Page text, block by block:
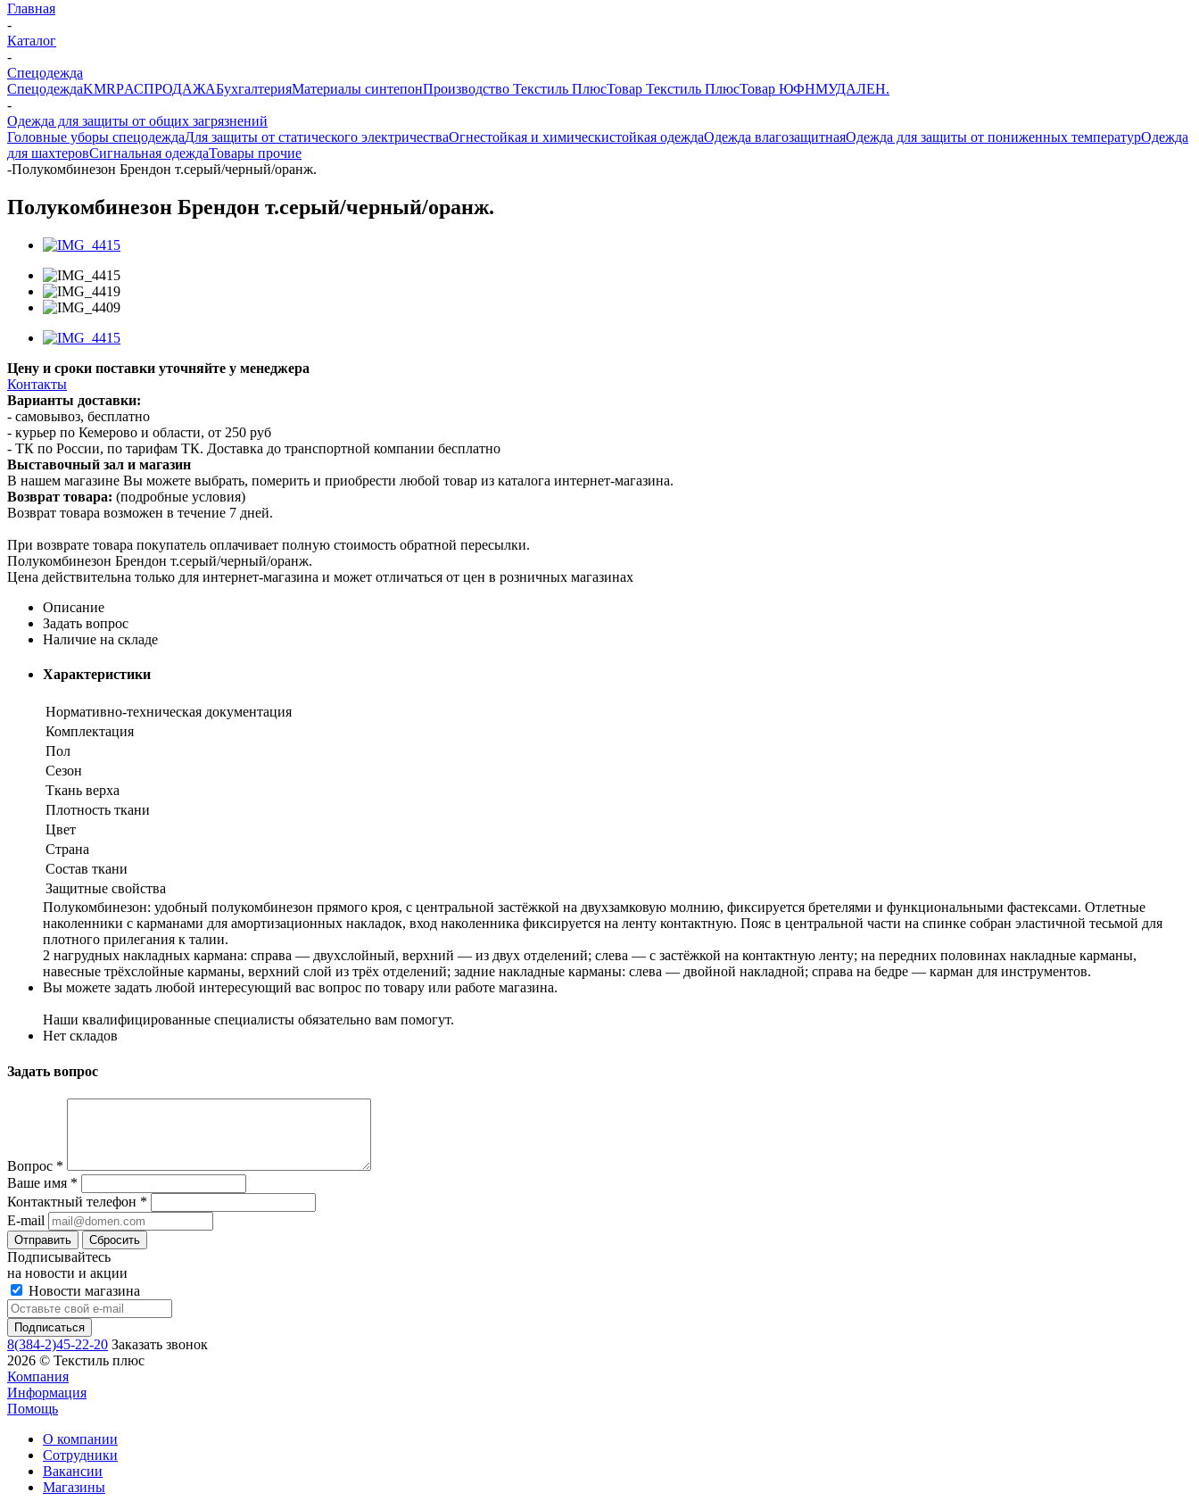
Главная
-
Каталог
-
Спецодежда
СпецодеждаKMRPАСПРОДАЖАБухгалтерияМатериалы синтепонПроизводство Текстиль ПлюсТовар Текстиль ПлюсТовар ЮФНМУДАЛЕН.
-
Одежда для защиты от общих загрязнений
Головные уборы спецодеждаДля защиты от статического электричестваОгнестойкая и химическистойкая одеждаОдежда влагозащитнаяОдежда для защиты от пониженных температурОдежда
для шахтеровСигнальная одеждаТовары прочие
-Полукомбинезон Брендон т.серый/черный/оранж.
Полукомбинезон Брендон т.серый/черный/оранж.
Цену и сроки поставки уточняйте у менеджера
Контакты
Варианты доставки:
- самовывоз, бесплатно
- курьер по Кемерово и области, от 250 руб
- ТК по России, по тарифам ТК. Доставка до транспортной компании бесплатно
Выставочный зал и магазин
В нашем магазине Вы можете выбрать, померить и приобрести любой товар из каталога интернет-магазина.
Возврат товара: (подробные условия)
Возврат товара возможен в течение 7 дней.
При возврате товара покупатель оплачивает полную стоимость обратной пересылки.
Полукомбинезон Брендон т.серый/черный/оранж.
Цена действительна только для интернет-магазина и может отличаться от цен в розничных магазинах
Описание
Задать вопрос
Наличие на складе
Характеристики
Нормативно-техническая документация
Комплектация
Пол
Сезон
Ткань верха
Плотность ткани
Цвет
Страна
Состав ткани
Защитные свойства
Полукомбинезон: удобный полукомбинезон прямого кроя, с центральной застёжкой на двухзамковую молнию, фиксируется бретелями и функциональными фастексами. Отлетные
наколенники с карманами для амортизационных накладок, вход наколенника фиксируется на ленту контактную. Пояс в центральной части на спинке собран эластичной тесьмой для
плотного прилегания к талии.
2 нагрудных накладных кармана: справа — двухслойный, верхний — из двух отделений; слева — с застёжкой на контактную ленту; на передних половинах накладные карманы,
навесные трёхслойные карманы, верхний слой из трёх отделений; задние накладные карманы: слева — двойной накладной; справа на бедре — карман для инструментов.
Вы можете задать любой интересующий вас вопрос по товару или работе магазина.
Наши квалифицированные специалисты обязательно вам помогут.
Нет складов
Задать вопрос
Вопрос *
Ваше имя *
Контактный телефон *
E-mail
Сбросить
Подписывайтесь
на новости и акции
Новости магазина
8(384-2)45-22-20 Заказать звонок
2026 © Текстиль плюс
Компания
Информация
Помощь
О компании
Сотрудники
Вакансии
Магазины